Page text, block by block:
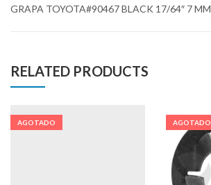
GRAPA TOYOTA#90467 BLACK 17/64″ 7 MM
RELATED PRODUCTS
AGOTADO AGOTADO